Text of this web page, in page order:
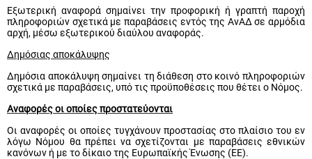
Εξωτερική αναφορά σημαίνει την προφορική ή γραπτή παροχή
πληροφοριών σχετικά με παραβάσεις εντός της ΑνΑΔ σε αρμόδια
αρχή, μέσω εξωτερικού διαύλου αναφοράς.
Δημόσιας αποκάλυψης
Δημόσια αποκάλυψη σημαίνει τη διάθεση στο κοινό πληροφοριών
σχετικά με παραβάσεις, υπό τις προϋποθέσεις που θέτει ο Νόμος.
Αναφορές οι οποίες προστατεύονται
Οι αναφορές οι οποίες τυγχάνουν προστασίας στο πλαίσιο του εν
λόγω Νόμου θα πρέπει να σχετίζονται με παραβάσεις εθνικών
κανόνων ή με το δίκαιο της Ευρωπαϊκής Ένωσης (ΕΕ).